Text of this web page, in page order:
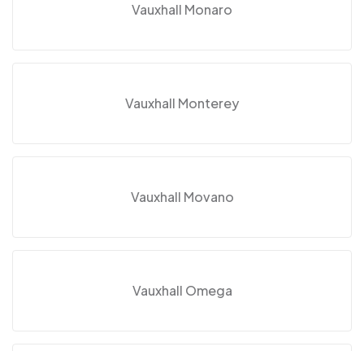
Vauxhall Monaro
Vauxhall Monterey
Vauxhall Movano
Vauxhall Omega